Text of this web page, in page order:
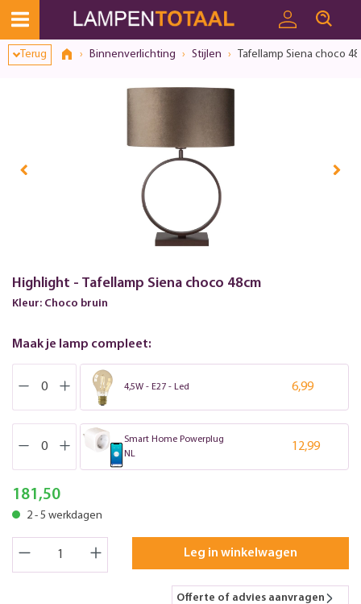
Terug Binnenverlichting Stijlen Tafellamp Siena choco
Highlight - Tafellamp Siena choco 48cm
Kleur: Choco bruin
Maak je lamp compleet:
4,5W - E27 - Led 6,99
Smart Home Powerplug
NL
12,99
181,50
2 - 5 werkdagen
Leg in winkelwagen
Offerte of advies aanvragen